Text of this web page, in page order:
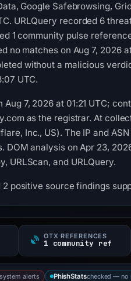
Google Safebrowsing,
URLQuery recorded 6
1 community pulse
no matches on Aug 7, 2026
without a malicious
UTC.
7, 2026 at 01:21 UTC;
as the registrar. At
Inc., US). The IP and
DOM analysis on Apr 23,
URLScan, and URLQuery.
positive source findings
OTX REFERENCES
1 community ref
alerts PhishStatschecked — no